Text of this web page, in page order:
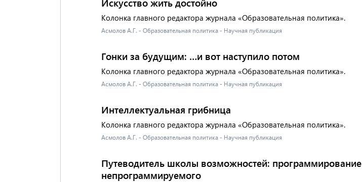
Искусство жить достойно
Колонка главного редактора журнала «Образовательная политика».
Асмолов А.Г. - Образовательная политика - Научная публикация
Гонки за будущим: …и вот наступило потом
Колонка главного редактора журнала «Образовательная политика».
Асмолов А.Г. - Образовательная политика - Научная публикация
Интеллектуальная грибница
Колонка главного редактора журнала «Образовательная политика».
Асмолов А.Г. - Образовательная политика - Научная публикация
Путеводитель школы возможностей: программирование
непрограммируемого